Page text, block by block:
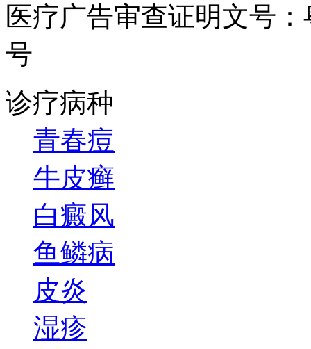
医疗广告审查证明文号
号
诊疗病种
青春痘
牛皮癣
白癜风
鱼鳞病
皮炎
湿疹